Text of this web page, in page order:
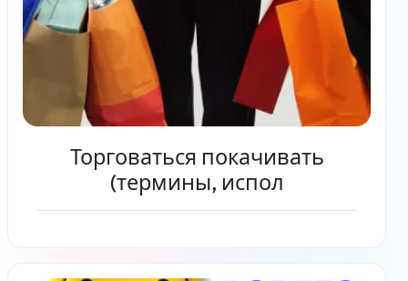
Торговаться покачивать
(термины, испол
Читать дальше